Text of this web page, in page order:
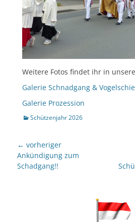
Weitere Fotos findet ihr in
Galerie Schnadgang &
Galerie Prozession
Kategorien
Schützenjahr 2026
Beitragsnavigation
← vorheriger
Vorheriger
Beitrag:
Ankündigung zum
Schadgang!!